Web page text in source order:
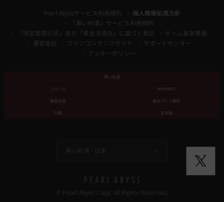
Pearl Abyssサービス利用規約
個人情報処理方針
「黒い砂漠」サービス利用規約
「特定商取引法」及び「資金決済法」に基づく表記
ゲーム基本情報
運営会社
ファンコンテンツガイド
サポートセンター
クッキーポリシー
黒い砂漠
ジャンル
MMORPG
課金形態
基本プレイ無料
対象
全年齢
黒い砂漠 - 日本
© Pearl Abyss Corp. All Rights Reserved.